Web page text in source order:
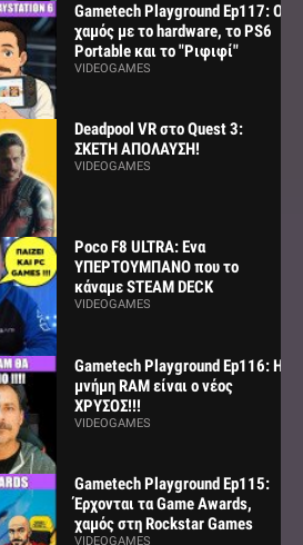
Gametech Playground Ep117: Ο
χαμός με το hardware, το PS6
Portable και το "Ριφιφί"
VIDEOGAMES
Deadpool VR στο Quest 3:
ΣΚΕΤΗ ΑΠΟΛΑΥΣΗ!
VIDEOGAMES
Poco F8 ULTRA: Ενα
ΥΠΕΡΤΟΥΜΠΑΝΟ που το
κάναμε STEAM DECK
VIDEOGAMES
Gametech Playground Ep116: Η
μνήμη RAM είναι ο νέος
ΧΡΥΣΟΣ!!!
VIDEOGAMES
Gametech Playground Ep115:
Έρχονται τα Game Awards,
χαμός στη Rockstar Games
VIDEOGAMES